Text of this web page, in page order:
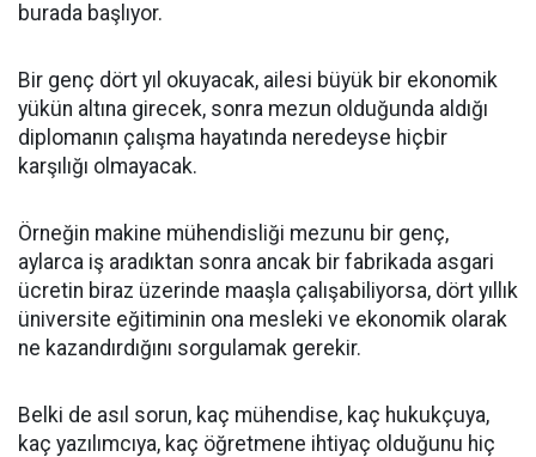
burada başlıyor.
Bir genç dört yıl okuyacak, ailesi büyük bir ekonomik
yükün altına girecek, sonra mezun olduğunda aldığı
diplomanın çalışma hayatında neredeyse hiçbir
karşılığı olmayacak.
Örneğin makine mühendisliği mezunu bir genç,
aylarca iş aradıktan sonra ancak bir fabrikada asgari
ücretin biraz üzerinde maaşla çalışabiliyorsa, dört yıllık
üniversite eğitiminin ona mesleki ve ekonomik olarak
ne kazandırdığını sorgulamak gerekir.
Belki de asıl sorun, kaç mühendise, kaç hukukçuya,
kaç yazılımcıya, kaç öğretmene ihtiyaç olduğunu hiç